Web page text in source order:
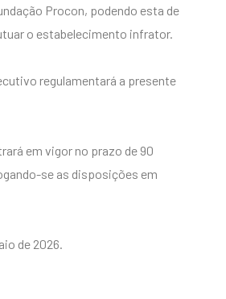
Procon, podendo esta de
o estabelecimento infrator.
regulamentará a presente
em vigor no prazo de 90
se as disposições em
de 2026.